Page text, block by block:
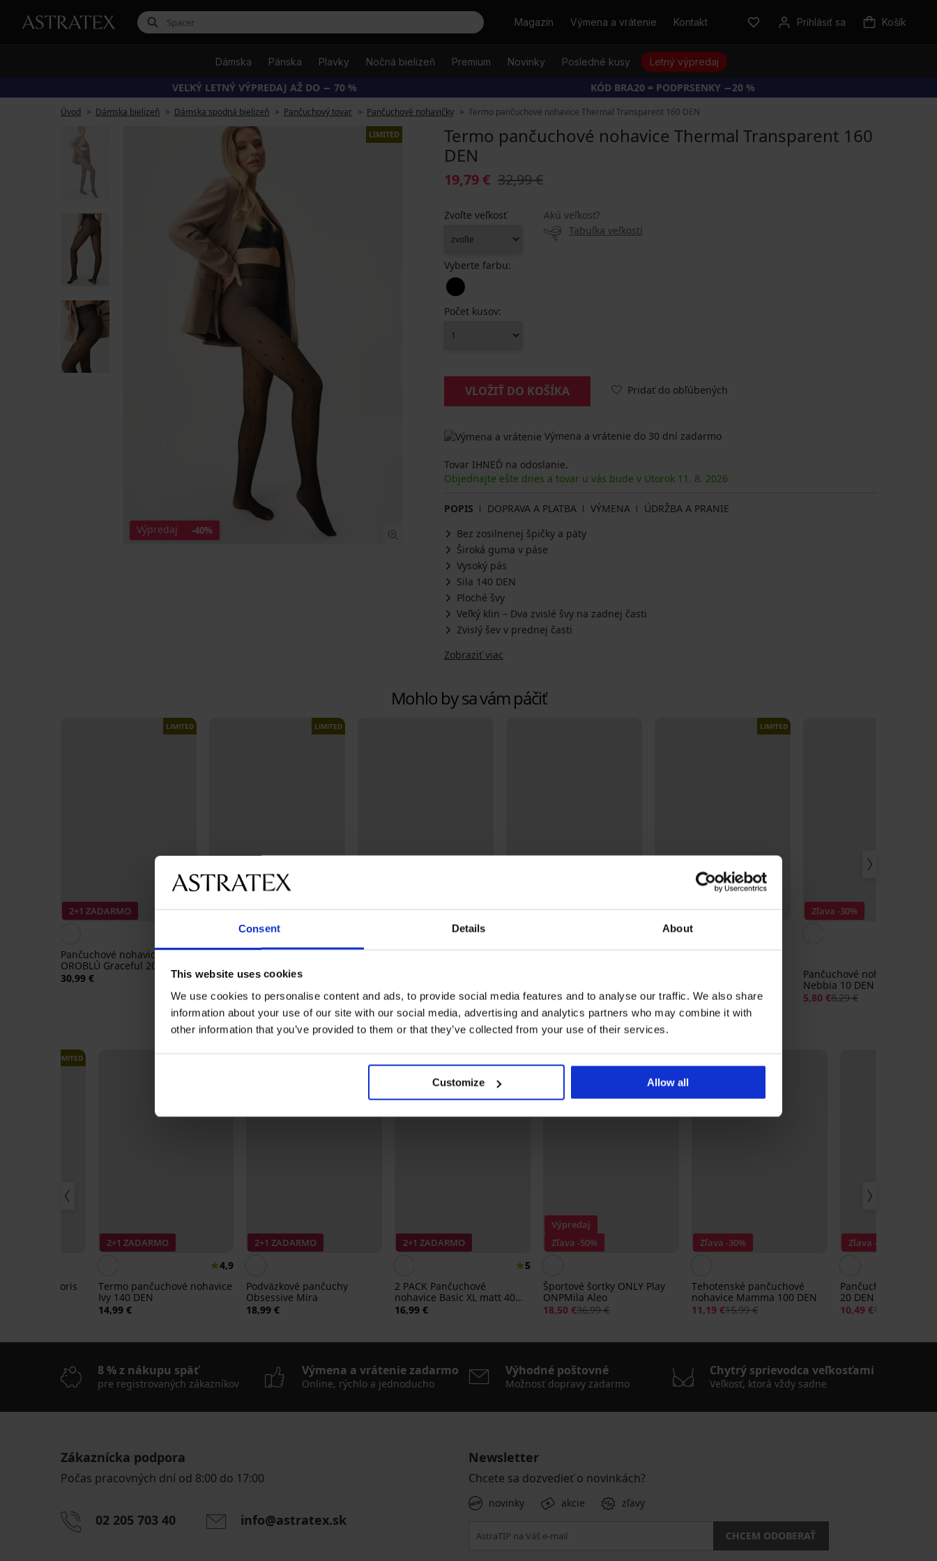
Consent Details About
This website uses cookies
We use cookies to personalise content and ads, to provide social media features and to analyse our traffic. We also share
information about your use of our site with our social media, advertising and analytics partners who may combine it with
other information that you’ve provided to them or that they’ve collected from your use of their services.
Customize Allow all
HľadaťMagazín Výmena a vrátenie Kontakt Prihlásiť sa Košík
Dámska Pánska Plavky Nočná bielizeň Premium Novinky Posledné kusy Letný výpredaj
VEĽKÝ LETNÝ VÝPREDAJ AŽ DO − 70 % KÓD BRA20 = PODPRSENKY −20 %
Úvod Dámska bielizeň Dámska spodná bielizeň Pančuchový tovar Pančuchové nohavičky Termo pančuchové nohavice Thermal Transparent 160 DEN
Výpredaj -40%
LIMITED
Termo pančuchové nohavice Thermal Transparent 160
DEN
19,79 € 32,99 €
Zvoľte veľkosť
Akú veľkosť?
Tabuľka veľkostí
Vyberte farbu:
Počet kusov:
VLOŽIŤ DO KOŠÍKA Pridať do obľúbených
Výmena a vrátenie do 30 dní zadarmo
Tovar IHNEĎ na odoslanie.
Objednajte ešte dnes a tovar u vás bude v Utorok 11. 8. 2026
POPIS DOPRAVA A PLATBA VÝMENA
ÚDRŽBA A PRANIE
Bez zosilnenej špičky a päty
Široká guma v páse
Vysoký pás
Sila 140 DEN
Ploché švy
Veľký klin – Dva zvislé švy na zadnej časti
Zvislý šev v prednej časti
Zobraziť viac
Mohlo by sa vám páčiť
2+1 ZADARMO
LIMITED
Pančuchové nohavice
OROBLÚ Graceful 20 DEN
30,99 €
2+1 ZADARMO
LIMITED
Pančuchové legíny OROBLÚ
26,99 €
2+1 ZADARMO
4,7
Termo pančuchové nohavice
2+1 ZADARMO
Pančuchové nohavice Chic
2+1 ZADARMO
LIMITED
Pančuchové nohavice
Zľava -30%
Pančuchové nohavice
Nebbia 10 DEN
5,80 €8,29 €
Objavte podobné kúsky
LIMITED
nohavice Doris
2+1 ZADARMO
4,9
Termo pančuchové nohavice
Ivy 140 DEN
14,99 €
2+1 ZADARMO
Podväzkové pančuchy
Obsessive Mira
18,99 €
2+1 ZADARMO
5
2 PACK Pančuchové
nohavice Basic XL matt 40
DEN
16,99 €
Výpredaj
Zľava -50%
Športové šortky ONLY Play
ONPMila Aleo
18,50 €36,99 €
Zľava -30%
Tehotenské pančuchové
nohavice Mamma 100 DEN
11,19 €15,99 €
Zľava -30%
Pančuchové
20 DEN
10,49 €14,99 €
-30%
nohavice
Plus
-30%
5
2+1 ZADARMO
2+1 ZADARMO
-30%
2+1 ZADARMO
2+1 ZADARMO
4,9
-30%
4,1
nohavice
2+1 ZADARMO
8 % z nákupu späť
pre registrovaných zákazníkov
Výmena a vrátenie zadarmo
Online, rýchlo a jednoducho
Výhodné poštovné
Možnosť dopravy zadarmo
Chytrý sprievodca veľkosťami
Veľkosť, ktorá vždy sadne
Zákaznícka podpora
Počas pracovných dní od 8:00 do 17:00
02 205 703 40 info@astratex.sk
Newsletter
Chcete sa dozvedieť o novinkách?
novinky akcie zľavy
CHCEM ODOBERAŤ